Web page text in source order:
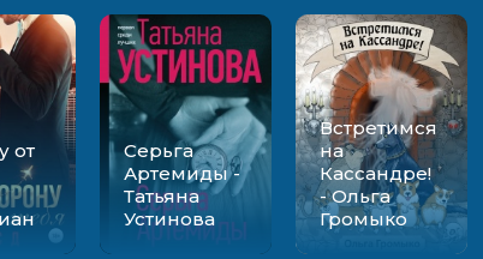
от
Серьга
Артемиды -
Татьяна
Устинова
Встретимся
на
Кассандре!
- Ольга
Громыко